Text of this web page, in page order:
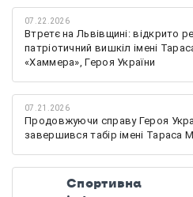
07.22.2026
Втретє на Львівщині: відкрито
патріотичний вишкіл імені
«Хаммера», Героя України
07.21.2026
Продовжуючи справу Героя
завершився табір імені Тараса
Спортивна